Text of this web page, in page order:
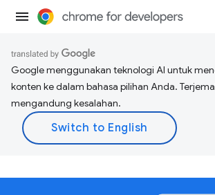
Google menggunakan teknologi AI untuk
konten ke dalam bahasa pilihan Anda.
mengandung kesalahan.